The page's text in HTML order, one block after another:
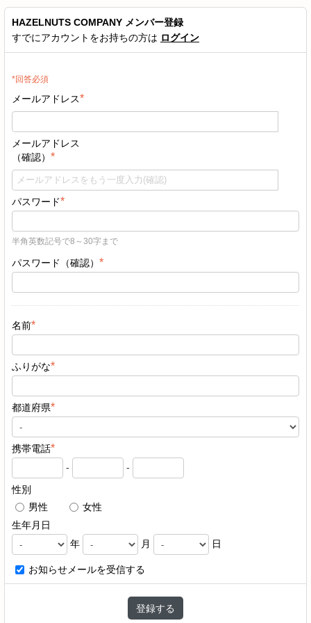
HAZELNUTS COMPANY メンバー登録
すでにアカウントをお持ちの方は ログイン
*回答必須
メールアドレス*
メールアドレス
（確認） *
パスワード*
半角英数記号で8～30字まで
パスワード（確認） *
名前*
ふりがな*
都道府県*
携帯電話*
- -
性別
男性
女性
生年月日
年
月 日
お知らせメールを受信する